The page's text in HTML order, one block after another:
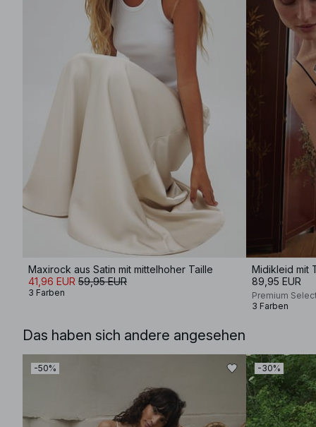
Maxirock aus Satin mit mittelhoher Taille
41,96 EUR 59,95 EUR
3 Farben
Midikleid mit
89,95 EUR
Premium
3 Farben
Das haben sich andere angesehen
-50% -30%